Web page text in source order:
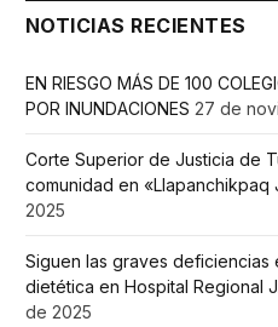
NOTICIAS RECIENTES
EN RIESGO MÁS DE 100
POR INUNDACIONES 27 de
Corte Superior de Justicia de
comunidad en «Llapanchikpaq
2025
Siguen las graves
dietética en Hospital Regional
de 2025